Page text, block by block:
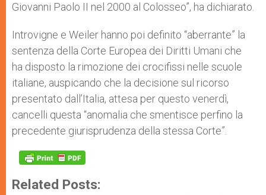
Giovanni Paolo II nel 2000 al Colosseo”, ha dichiarato.
Introvigne e Weiler hanno poi definito “aberrante” la
sentenza della Corte Europea dei Diritti Umani che
ha disposto la rimozione dei crocifissi nelle scuole
italiane, auspicando che la decisione sul ricorso
presentato dall’Italia, attesa per questo venerdì,
cancelli questa “anomalia che smentisce perfino la
precedente giurisprudenza della stessa Corte”.
Related Posts: